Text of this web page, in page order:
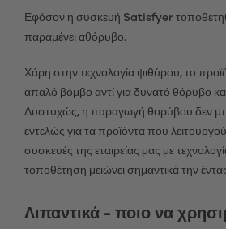
Εφόσον η συσκευή Satisfyer
παραμένει αθόρυβο.
Χάρη στην τεχνολογία ψιθύρου, το
απαλό βόμβο αντί για δυνατό θόρυβο
Δυστυχώς, η παραγωγή θορύβου δεν
εντελώς για τα προϊόντα που
συσκευές της εταιρείας μας με
τοποθέτηση μειώνει σημαντικά την
Λιπαντικά - ποιο να